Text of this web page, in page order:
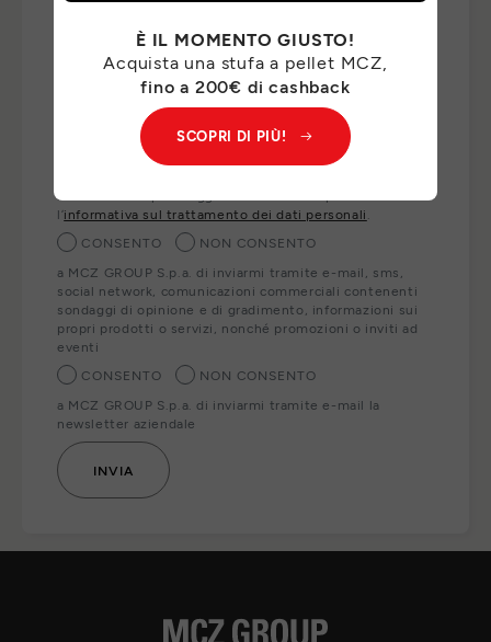
I Suoi dati personali saranno trattati da MCZ GROUP
consenso, per finalità di marketing. Per il riscontro delle
Sue richieste, potremo comunicare i Suoi dati personali
ai nostri partner locali che Le forniranno direttamente i
i Suoi diritti o per maggiori informazioni può consultare
l’informativa sul trattamento dei dati personali
CONSENTO
NON CONSENTO
a MCZ GROUP S.p.a. di inviarmi tramite e-mail, sms,
social network, comunicazioni commerciali contenenti
sondaggi di opinione e di gradimento, informazioni sui
propri prodotti o servizi, nonché promozioni o inviti ad
eventi
CONSENTO
NON CONSENTO
a MCZ GROUP S.p.a. di inviarmi tramite e-mail la
newsletter aziendale
È IL MOMENTO GIUSTO!
Acquista una stufa a pellet MCZ,
fino a 200€ di cashback
SCOPRI DI PIÙ!